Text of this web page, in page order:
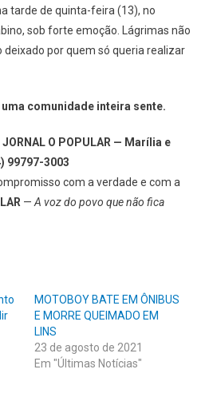
tarde de quinta-feira (13), no
sob forte emoção. Lágrimas não
por quem só queria realizar
comunidade inteira sente.
O POPULAR — Marília e
99797-3003
com a verdade e com a
— A voz do povo que não fica
MOTOBOY BATE EM ÔNIBUS
E MORRE QUEIMADO EM
LINS
23 de agosto de 2021
Em "Últimas Notícias"